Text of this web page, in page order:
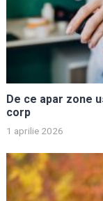
De ce apar zone
corp
1 aprilie 2026